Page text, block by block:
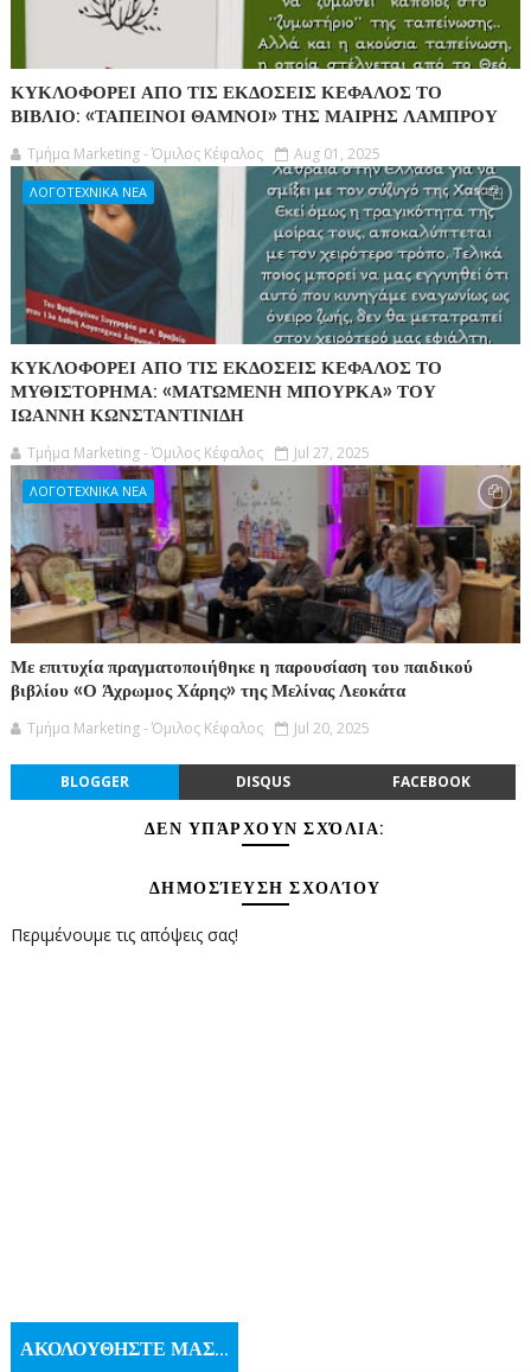
ΚΥΚΛΟΦΟΡΕΙ ΑΠΟ ΤΙΣ ΕΚΔΟΣΕΙΣ ΚΕΦΑΛΟΣ ΤΟ
ΒΙΒΛΙΟ: «ΤΑΠΕΙΝΟΙ ΘΑΜΝΟΙ» ΤΗΣ ΜΑΙΡΗΣ ΛΑΜΠΡΟΥ
Τμήμα Marketing - Όμιλος Κέφαλος Aug 01, 2025
ΛΟΓΟΤΕΧΝΙΚΑ ΝΕΑ
ΚΥΚΛΟΦΟΡΕΙ ΑΠΟ ΤΙΣ ΕΚΔΟΣΕΙΣ ΚΕΦΑΛΟΣ ΤΟ
ΜΥΘΙΣΤΟΡΗΜΑ: «ΜΑΤΩΜΕΝΗ ΜΠΟΥΡΚΑ» ΤΟΥ
ΙΩΑΝΝΗ ΚΩΝΣΤΑΝΤΙΝΙΔΗ
Τμήμα Marketing - Όμιλος Κέφαλος Jul 27, 2025
ΛΟΓΟΤΕΧΝΙΚΑ ΝΕΑ
Με επιτυχία πραγματοποιήθηκε η παρουσίαση του παιδικού
βιβλίου «Ο Άχρωμος Χάρης» της Μελίνας Λεοκάτα
Τμήμα Marketing - Όμιλος Κέφαλος Jul 20, 2025
BLOGGER DISQUS FACEBOOK
ΔΕΝ ΥΠΆΡΧΟΥΝ ΣΧΌΛΙΑ:
ΔΗΜΟΣΊΕΥΣΗ ΣΧΟΛΊΟΥ
Περιμένουμε τις απόψεις σας!
ΑΚΟΛΟΥΘΗΣΤΕ ΜΑΣ...